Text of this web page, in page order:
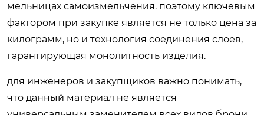
мельницах самоизмельчения. поэтому ключевым
фактором при закупке является не только цена за
килограмм, но и технология соединения слоев,
гарантирующая монолитность изделия.
для инженеров и закупщиков важно понимать,
что данный материал не является